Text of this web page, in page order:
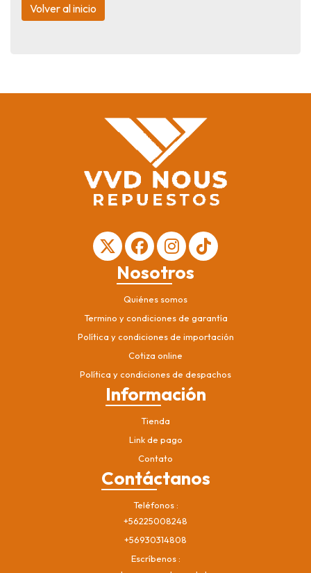
Volver al inicio
Nosotros
Quiénes somos
Termino y condiciones de garantía
Política y condiciones de importación
Cotiza online
Política y condiciones de despachos
Información
Tienda
Link de pago
Contato
Contáctanos
Teléfonos
+56225008248
+56930314808
Escríbenos